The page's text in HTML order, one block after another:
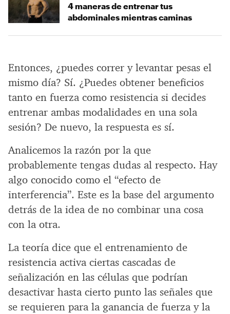
Entonces, ¿puedes correr y levantar pesas el
mismo día? Sí. ¿Puedes obtener beneficios
tanto en fuerza como resistencia si decides
entrenar ambas modalidades en una sola
sesión? De nuevo, la respuesta es sí.
Analicemos la razón por la que
probablemente tengas dudas al respecto. Hay
algo conocido como el “efecto de
interferencia”. Este es la base del argumento
detrás de la idea de no combinar una cosa
con la otra.
La teoría dice que el entrenamiento de
resistencia activa ciertas cascadas de
señalización en las células que podrían
desactivar hasta cierto punto las señales que
se requieren para la ganancia de fuerza y la
4 maneras de entrenar tus
abdominales mientras caminas